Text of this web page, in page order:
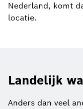
Nederland, komt
locatie.
Landelijk
Anders dan veel